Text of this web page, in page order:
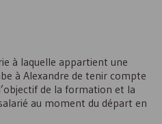
à laquelle appartient une
à Alexandre de tenir compte
de la formation et la
au moment du départ en